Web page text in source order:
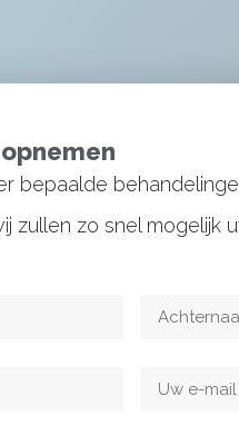
bepaalde
zullen zo snel mogelijk